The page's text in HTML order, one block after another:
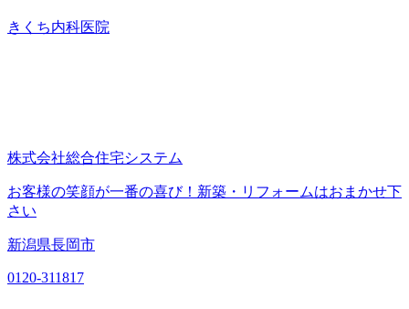
きくち内科医院
株式会社総合住宅システム
お客様の笑顔が一番の喜び！新築・リフォームはおまかせ下
さい
新潟県長岡市
0120-311817